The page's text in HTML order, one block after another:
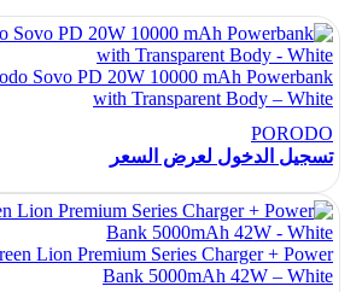
Sovo PD 20W 10000 mAh Powerbank
with Transparent Body – White
PORODO
تسجيل الدخول لعرض السعر
Lion Premium Series Charger + Power
Bank 5000mAh 42W – White